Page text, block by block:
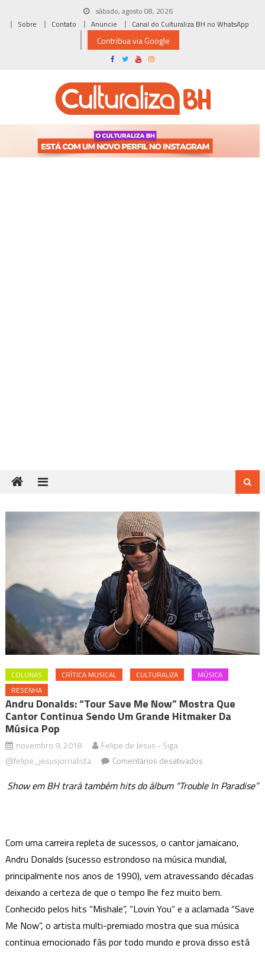
sábado, agosto 08, 2026
Sobre
Contato Anuncie Canal do Culturaliza BH no WhatsApp
Contribua via Google
COLUNAS CRÍTICA MUSICAL CULTURALIZA
MÚSICA
RESENHA
Andru Donalds: “Tour Save Me Now” Mostra Que
Cantor Continua Sendo Um Grande Hitmaker Da
Música Pop
novembro 9, 2018
Felipe de Jesus - Siga:
@felipe_jesusjornalista
Comentários desativadosem
Donalds:
Now”
mostra
que
cantor
continua
sendo
um
Show em BH trará também hits do álbum “Trouble In Paradise”
Com uma carreira repleta de sucessos, o cantor jamaicano,
Andru Donalds (sucesso estrondoso na música mundial,
principalmente nos anos de 1990), vem atravessando décadas
deixando a certeza de que o tempo lhe fez muito bem.
Conhecido pelos hits “Mishale”, “Lovin You” e a aclamada “Save
Me Now”, o artista multi-premiado mostra que sua música
continua emocionado fãs por todo mundo e prova disso está